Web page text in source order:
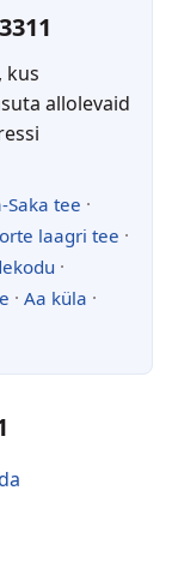
kus
allolevaid
Saka tee ·
laagri tee ·
·
· Aa küla ·